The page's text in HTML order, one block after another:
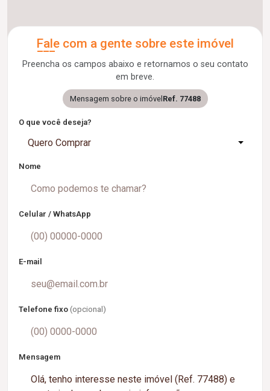
Fale com a gente sobre este imóvel
Preencha os campos abaixo e retornamos o seu contato
em breve.
Mensagem sobre o imóvel Ref. 77488
O que você deseja?
Quero Comprar
Nome
Celular / WhatsApp
E-mail
Telefone fixo (opcional)
Mensagem